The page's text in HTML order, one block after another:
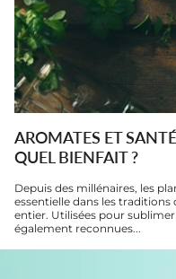
AROMATES ET
QUEL BIENFAIT ?
Depuis des millénaires, les
essentielle dans les
entier. Utilisées pour
également reconnues...